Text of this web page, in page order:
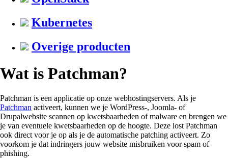
Kubernetes
Overige producten
Wat is Patchman?
Patchman is een applicatie op onze webhostingservers. Als je
Patchman activeert, kunnen we je WordPress-, Joomla- of
Drupalwebsite scannen op kwetsbaarheden of malware en brengen we
je van eventuele kwetsbaarheden op de hoogte. Deze lost Patchman
ook direct voor je op als je de automatische patching activeert. Zo
voorkom je dat indringers jouw website misbruiken voor spam of
phishing.